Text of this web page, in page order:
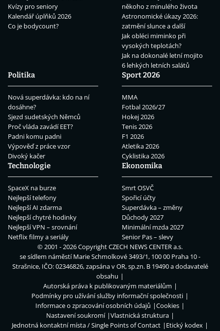
Kvízy pro seniory
Kalendář úplňků 2026
Co je bodycount?
někoho z minulého života
Astronomické úkazy 2026:
zatmění slunce a další
Jak obléci miminko při
vysokých teplotách?
Jak na dokonalé letní mojito
6 lehkých letních salátů
Politika
Nová superdávka: kdo na ní
dosáhne?
Sjezd sudetských Němců
Proč vláda zavádí EET?
Padni komu padni
Výpověď z práce vzor
Divoký kačer
Sport 2026
MMA
Fotbal 2026/27
Hokej 2026
Tenis 2026
F1 2026
Atletika 2026
Cyklistika 2026
Technologie
SpaceX na burze
Nejlepší telefony
Nejlepší AI zdarma
Nejlepší chytré hodinky
Nejlepší VPN – srovnání
Netflix filmy a seriály
Ekonomika
Smrt OSVČ
Spořicí účty
Superdávka – změny
Důchody 2027
Minimální mzda 2027
Senior Pas – slevy
© 2001 - 2026 CopyrightCZECH NEWS CENTER a.s.
se sídlem náměstí Marie Schmolkové 3493/1, 100 00 Praha 10 -
Strašnice, IČO: 02346826, zapsána v OR, sp.zn. B 19490 a dodavatelé
obsahu
Autorská práva k publikovaným materiálům
Podmínky pro užívání služby informační společnosti
Informace o zpracování osobních údajů
Cookies
Nastavení soukromí
Vlastnická struktura
Jednotná kontaktní místa / Single Points of Contact
Etický kodex